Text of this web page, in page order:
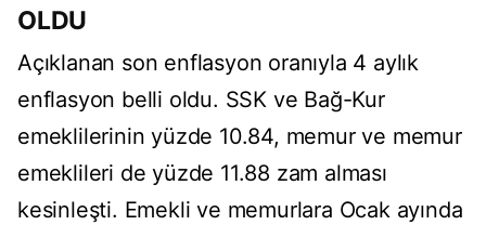
OLDU
Açıklanan son enflasyon oranıyla 4 aylık
enflasyon belli oldu. SSK ve Bağ-Kur
emeklilerinin yüzde 10.84, memur ve memur
emeklileri de yüzde 11.88 zam alması
kesinleşti. Emekli ve memurlara Ocak ayında